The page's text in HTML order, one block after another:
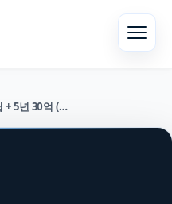
건축면허 양도양수 — 2024년 설립 + 5년 30억 (매물 2852)